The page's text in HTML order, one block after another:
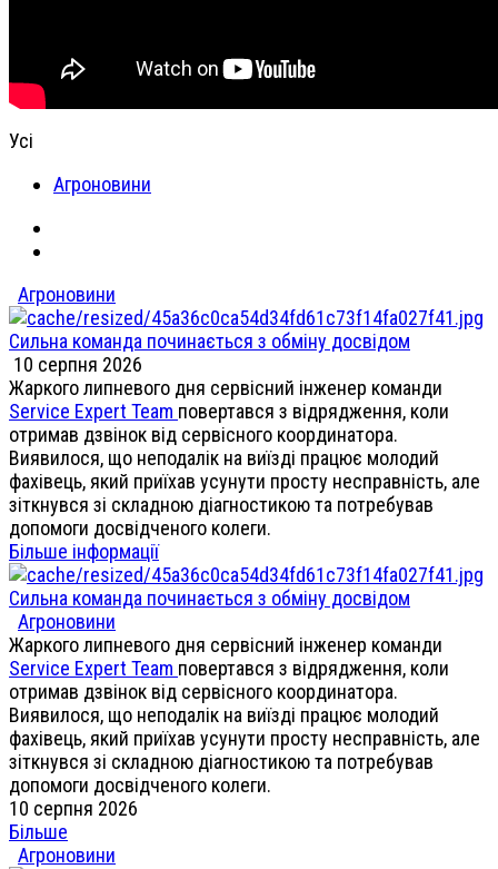
Усі
Агроновини
Агроновини
Сильна команда починається з обміну досвідом
10 серпня 2026
Жаркого липневого дня сервісний інженер команди
Service Expert Team повертався з відрядження, коли
отримав дзвінок від сервісного координатора.
Виявилося, що неподалік на виїзді працює молодий
фахівець, який приїхав усунути просту несправність, але
зіткнувся зі складною діагностикою та потребував
допомоги досвідченого колеги.
Більше інформації
Сильна команда починається з обміну досвідом
Агроновини
Жаркого липневого дня сервісний інженер команди
Service Expert Team повертався з відрядження, коли
отримав дзвінок від сервісного координатора.
Виявилося, що неподалік на виїзді працює молодий
фахівець, який приїхав усунути просту несправність, але
зіткнувся зі складною діагностикою та потребував
допомоги досвідченого колеги.
10 серпня 2026
Більше
Агроновини